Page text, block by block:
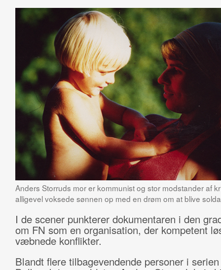
Anders Storruds mor er kommunist og stor modstander af
alligevel voksede sønnen op med en drøm om at blive
I de scener punkterer dokumentaren i den
om FN som en organisation, der kompetent
væbnede konflikter.
Blandt flere tilbagevendende personer i